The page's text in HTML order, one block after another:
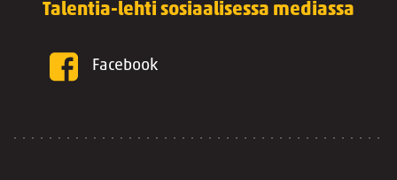
Talentia-lehti sosiaalisessa mediassa
Facebook